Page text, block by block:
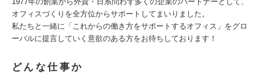
オフィスづくりを全方位からサポートしてまいりました。
私たちと一緒に「これからの働き方をサポートするオフィス」をグロ
ーバルに提言していく意欲のある方をお待ちしております！
どんな仕事か